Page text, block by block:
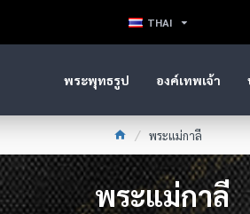
THAI
พระพุทธรูป องค์เทพเจ้า
พระแม่กาลี
พระแม่กาลี